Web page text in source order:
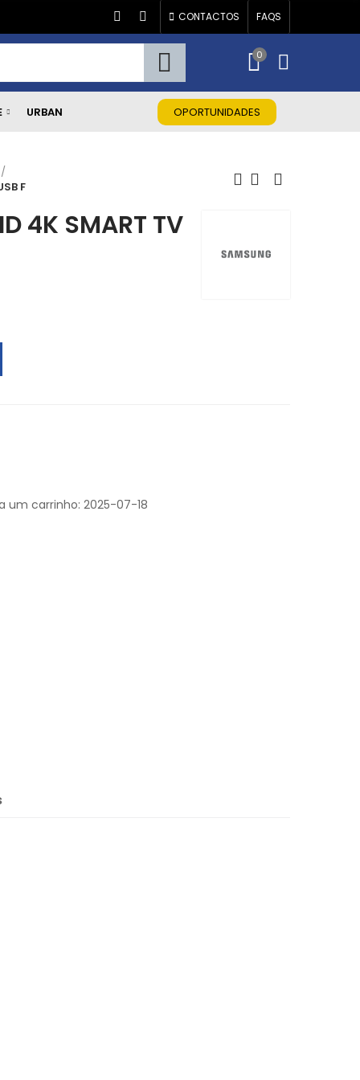
CONTACTOS FAQS
0
URBAN OPORTUNIDADES
F
4K SMART TV
um carrinho: 2025-07-18